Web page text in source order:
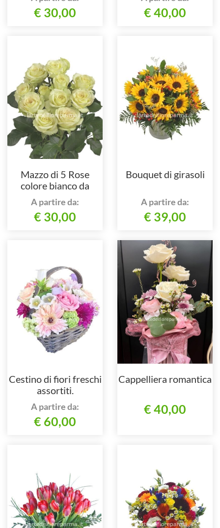
€ 30,00 € 40,00
Mazzo di 5 Rose
colore bianco da
comporre in mazzo
per numero di steli.
A partire da:
€ 30,00
Bouquet di girasoli
A partire da:
€ 39,00
Cestino di fiori freschi
assortiti.
A partire da:
€ 60,00
Cappelliera romantica
€ 40,00